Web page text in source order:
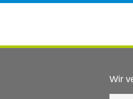
Wir